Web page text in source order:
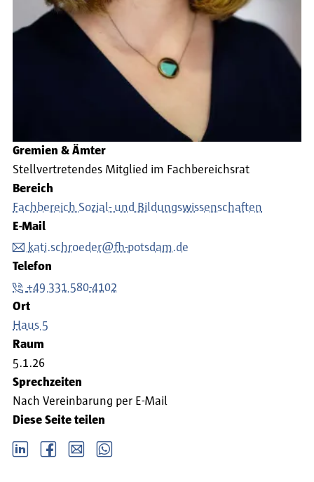
Gremien & Ämter
Stellvertretendes Mitglied im Fachbereichsrat
Bereich
Fachbereich Sozial- und Bildungswissenschaften
E-Mail
kati.schroeder@fh-potsdam.de
Telefon
+49 331 580-4102
Ort
Haus 5
Raum
5.1.26
Sprechzeiten
Nach Vereinbarung per E-Mail
Diese Seite teilen
LinkedIn Facebook email Whatsapp